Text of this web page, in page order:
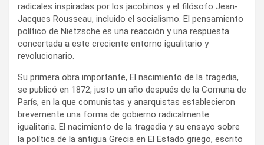
radicales inspiradas por los jacobinos y el filósofo Jean-
Jacques Rousseau, incluido el socialismo. El pensamiento
político de Nietzsche es una reacción y una respuesta
concertada a este creciente entorno igualitario y
revolucionario.
Su primera obra importante, El nacimiento de la tragedia,
se publicó en 1872, justo un año después de la Comuna de
París, en la que comunistas y anarquistas establecieron
brevemente una forma de gobierno radicalmente
igualitaria. El nacimiento de la tragedia y su ensayo sobre
la política de la antigua Grecia en El Estado griego, escrito